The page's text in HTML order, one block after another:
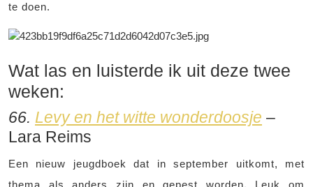
te doen.
Wat las en luisterde ik uit deze twee
weken:
66. Levy en het witte wonderdoosje –
Lara Reims
Een nieuw jeugdboek dat in september uitkomt, met
thema als anders zijn en gepest worden. Leuk om